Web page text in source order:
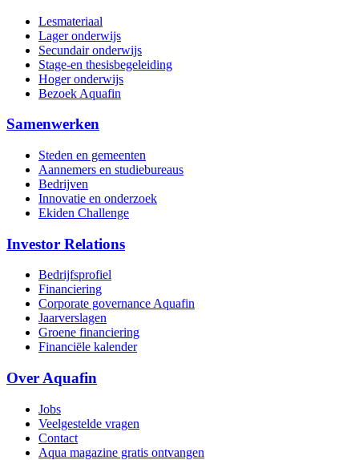
Lesmateriaal
Lager onderwijs
Secundair onderwijs
Stage-en thesisbegeleiding
Hoger onderwijs
Bezoek Aquafin
Samenwerken
Steden en gemeenten
Aannemers en studiebureaus
Bedrijven
Innovatie en onderzoek
Ekiden Challenge
Investor Relations
Bedrijfsprofiel
Financiering
Corporate governance Aquafin
Jaarverslagen
Groene financiering
Financiële kalender
Over Aquafin
Jobs
Veelgestelde vragen
Contact
Aqua magazine gratis ontvangen